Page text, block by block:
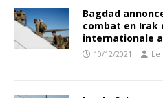
Bagdad
combat en Irak
internationale
10/12/2021 Le